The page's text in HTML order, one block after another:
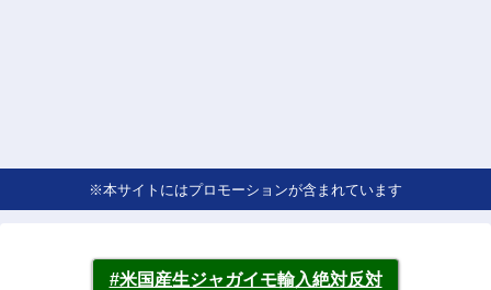
※本サイトにはプロモーションが含まれています
#米国産生ジャガイモ輸入絶対反対